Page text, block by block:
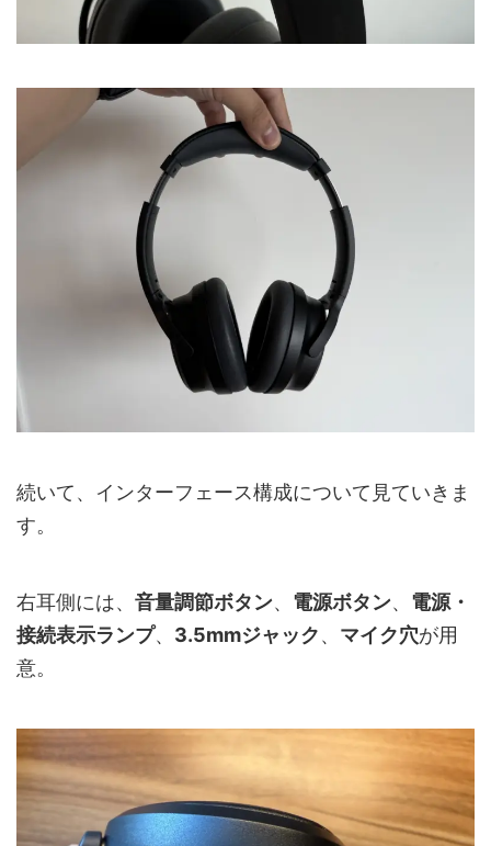
続いて、インターフェース構成について見ていきま
す。
右耳側には、 音量調節ボタン、 電源ボタン、 電源・
接続表示ランプ、 3.5mmジャック、 マイク穴が用
意。